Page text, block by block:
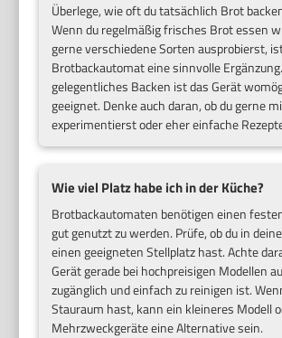
Überlege, wie oft du tatsächlich Brot
Wenn du regelmäßig frisches Brot essen
gerne verschiedene Sorten ausprobierst,
Brotbackautomat eine sinnvolle
gelegentliches Backen ist das Gerät
geeignet. Denke auch daran, ob du gerne
experimentierst oder eher einfache
Wie viel Platz habe ich in der Küche?
Brotbackautomaten benötigen einen
gut genutzt zu werden. Prüfe, ob du in
einen geeigneten Stellplatz hast. Achte
Gerät gerade bei hochpreisigen Modellen
zugänglich und einfach zu reinigen ist.
Stauraum hast, kann ein kleineres Modell
Mehrzweckgeräte eine Alternative sein.